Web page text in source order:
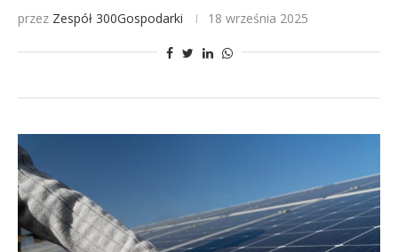
przez Zespół 300Gospodarki 18 września 2025